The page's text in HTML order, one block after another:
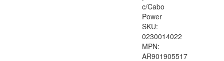
c/Cabo
Power
SKU:
0230014022
MPN:
AR901905517